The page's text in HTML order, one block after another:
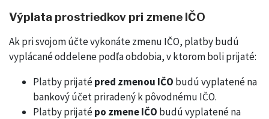
Výplata prostriedkov pri zmene IČO
Ak pri svojom účte vykonáte zmenu IČO, platby budú
vyplácané oddelene podľa obdobia, v ktorom boli prijaté:
Platby prijatépred zmenou IČO budú vyplatené na
bankový účet priradený k pôvodnému IČO.
Platby prijatépo zmene IČO budú vyplatené na